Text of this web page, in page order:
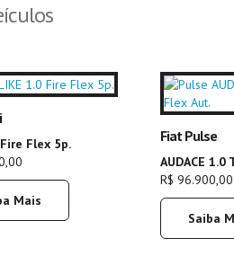
Flex 5p.
Mais
Fiat Pulse
AUDACE
R$ 96.900,00
Saiba